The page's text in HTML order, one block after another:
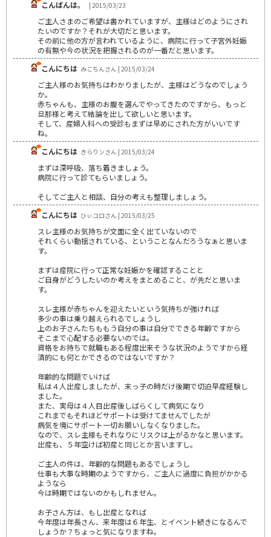
こんばんは。 | 2015/03/23
ご主人さまのご希望は書かれていますが、主様はどのようにされ
たいのですか？それが大切だと思います。
その前に他の方が言われているように、病院に行って子宮外妊娠
の有無や今の状況を把握されるのが一番だと思います。
こんにちは みこちんさん | 2015/03/24
ご主人様のお気持ちはわかりましたが、主様はどうなのでしょう
か。
赤ちゃんも、主様のお腹を選んでやってきたのですから、もっと
旦那様と考えて結論を出して欲しいと思います。
そして、産婦人科への受診もまずは早めにされた方がいいです
ね。
こんにちは きらりンさん | 2015/03/24
まずは深呼吸、落ち着きましょう。
病院に行って診てもらいましょう。
そしてご主人と相談、自分の考えも整理しましょう。
こんにちは ひぃコロさん | 2015/03/25
スレ主様のお気持ちが文面に全く出ていないので
それくらい動揺されている、ということなんだろうなぁと思いま
す。
まずは産院に行って正常な妊娠かを確認することと
ご自身がどうしたいのか考えをまとめること、が先だと思いま
す。
スレ主様が赤ちゃんを迎えたいという気持ちが強ければ
多少の事は乗り越えられるでしょうし
上のお子さんたちももう自分の事は自分でできる年齢ですから
そこまで心配する必要ないのでは。
資格をお持ちで就職もある程度出来そうな状況のようですから経
済的にも何とかできるのではないですか？
年齢的な問題でいけば
私は４人出産しましたが、末っ子の時だけ後期で切迫早産経験し
ました。
また、実母は４人目出産後しばらくして病気になり
これまでもそれほどサポートは受けてませんでしたが
病気を境にサポート一切お願いしなくなりました。
なので、スレ主様もそれなりにリスクは上がるかなと思います。
出産も、５年空けば初産と同じとか言いますし。
ご主人の件は、年齢的な問題もあるでしょうし
仕事も大事な時期のようですから、ご主人に過度に負担がかかる
ようなら
今は時期ではないのかもしれません。
お子さん方は、もし出産となれば
今年度は年長さん、来年度は６年生、とイベント続きになるんで
しょうか？ちょっと気になりますね。